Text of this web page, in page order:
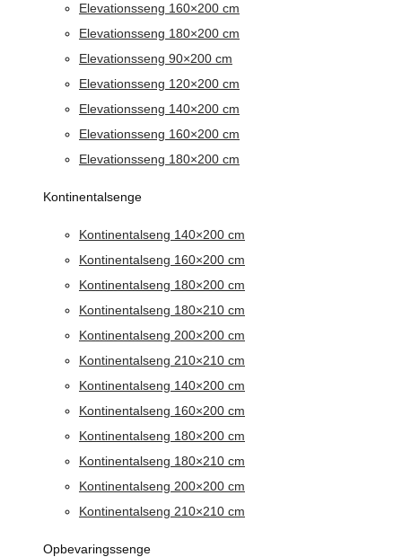
Elevationsseng 160×200 cm
Elevationsseng 180×200 cm
Elevationsseng 90×200 cm
Elevationsseng 120×200 cm
Elevationsseng 140×200 cm
Elevationsseng 160×200 cm
Elevationsseng 180×200 cm
Kontinentalsenge
Kontinentalseng 140×200 cm
Kontinentalseng 160×200 cm
Kontinentalseng 180×200 cm
Kontinentalseng 180×210 cm
Kontinentalseng 200×200 cm
Kontinentalseng 210×210 cm
Kontinentalseng 140×200 cm
Kontinentalseng 160×200 cm
Kontinentalseng 180×200 cm
Kontinentalseng 180×210 cm
Kontinentalseng 200×200 cm
Kontinentalseng 210×210 cm
Opbevaringssenge